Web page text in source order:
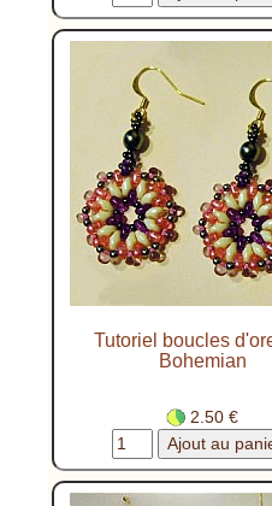
Tutoriel boucles
Bohemian
2.50 €